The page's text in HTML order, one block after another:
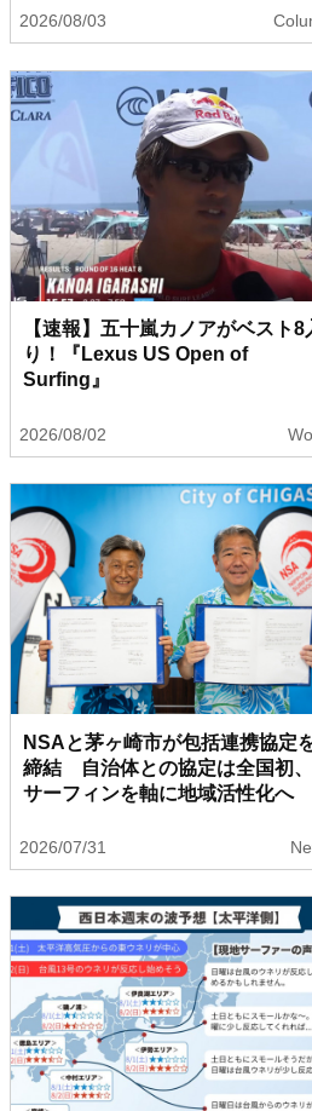
2026/08/03
【速報】五十嵐カノアがベスト8
り！『Lexus US Open of
Surfing』
2026/08/02
NSAと茅ヶ崎市が包括連携協定
締結 自治体との協定は全国初、
サーフィンを軸に地域活性化へ
2026/07/31